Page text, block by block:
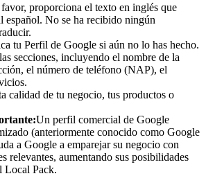
proporciona el texto en inglés que
español. No se ha recibido ningún
tu Perfil de Google si aún no lo has hecho.
secciones, incluyendo el nombre de la
el número de teléfono (NAP), el
calidad de tu negocio, tus productos o
Un perfil comercial de Google
(anteriormente conocido como Google
a Google a emparejar su negocio con
relevantes, aumentando sus posibilidades
Local Pack.